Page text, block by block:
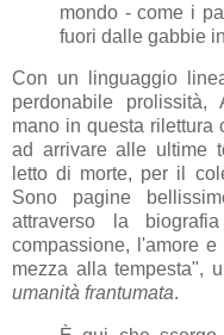
mondo - come i
fuori dalle gabbie
Con un linguaggio
perdonabile
mano in questa rilettura
ad arrivare alle ultime
letto di morte, per il
Sono pagine
attraverso la
compassione, l'amore
mezza alla tempesta",
umanità frantumata.